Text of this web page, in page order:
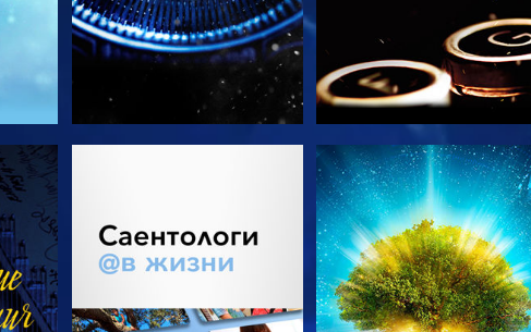
СМОТРЕТЬ